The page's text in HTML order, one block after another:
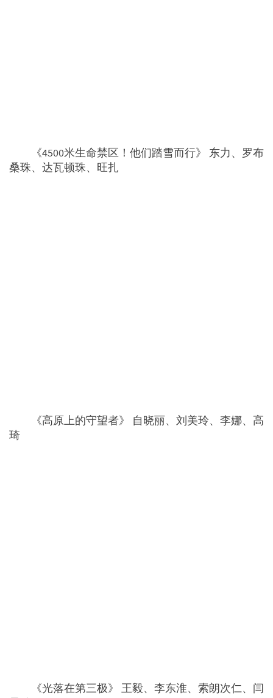
《4500米生命禁区！他们踏雪而行》 东力、罗布
桑珠、达瓦顿珠、旺扎
《高原上的守望者》 自晓丽、刘美玲、李娜、高
琦
《光落在第三极》 王毅、李东淮、索朗次仁、闫